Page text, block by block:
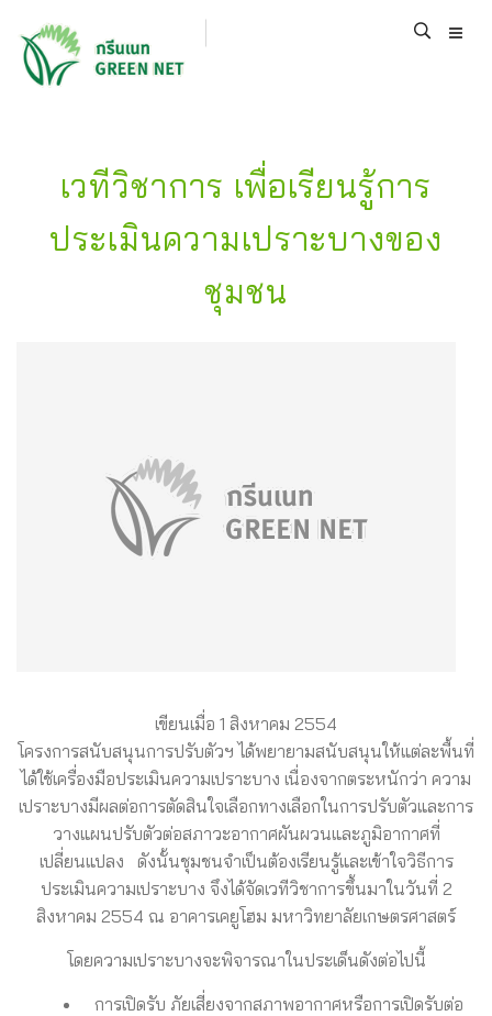
เวทีวิชาการ เพื่อเรียนรู้การ
ประเมินความเปราะบางของ
ชุมชน
เขียนเมื่อ 1 สิงหาคม 2554
โครงการสนับสนุนการปรับตัวฯ ได้พยายามสนับสนุนให้แต่ละพื้นที่
ได้ใช้เครื่องมือประเมินความเปราะบาง เนื่องจากตระหนักว่า ความ
เปราะบางมีผลต่อการตัดสินใจเลือกทางเลือกในการปรับตัวและการ
วางแผนปรับตัวต่อสภาวะอากาศผันผวนและภูมิอากาศที่
เปลี่ยนแปลง ดังนั้นชุมชนจำเป็นต้องเรียนรู้และเข้าใจวิธีการ
ประเมินความเปราะบาง จึงได้จัดเวทีวิชาการขึ้นมาในวันที่ 2
สิงหาคม 2554 ณ อาคารเคยูโฮม มหาวิทยาลัยเกษตรศาสตร์
โดยความเปราะบางจะพิจารณาในประเด็นดังต่อไปนี้
การเปิดรับ ภัยเสี่ยงจากสภาพอากาศหรือการเปิดรับต่อ